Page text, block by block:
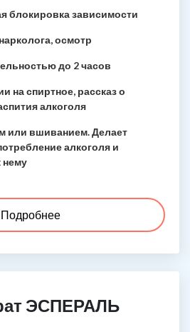
блокировка зависимости
осмотр
до 2 часов
на спиртное, рассказ о
алкоголя
или вшиванием. Делает
алкоголя и
нему
Подробнее
ЭСПЕРАЛЬ